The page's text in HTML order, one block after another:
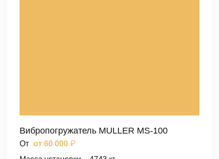
Вибропогружатель MULLER MS-100
От от 60 000 ₽